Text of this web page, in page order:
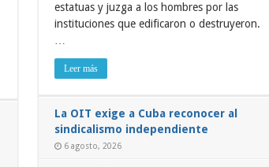
estatuas y juzga a los hombres por las
instituciones que edificaron o destruyeron.
…
Leer más
La OIT exige a Cuba reconocer al
sindicalismo independiente
6 agosto, 2026